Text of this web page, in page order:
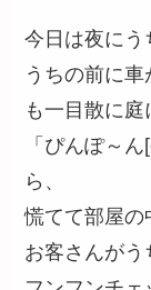
今日は夜にう
うちの前に
も一目散に庭
「ぴんぽ～
ら、
慌てて部屋の
お客さんが